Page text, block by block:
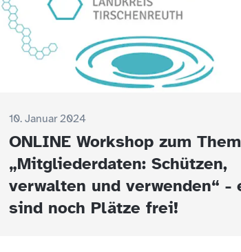
10. Januar 2024
ONLINE Workshop zum
„Mitgliederdaten: Schützen,
verwalten und verwenden“ -
sind noch Plätze frei!